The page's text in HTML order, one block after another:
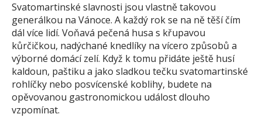
Svatomartinské slavnosti jsou vlastně takovou
generálkou na Vánoce. A každý rok se na ně těší čím
dál více lidí. Voňavá pečená husa s křupavou
kůrčičkou, nadýchané knedlíky na vícero způsobů a
výborné domácí zelí. Když k tomu přidáte ještě husí
kaldoun, paštiku a jako sladkou tečku svatomartinské
rohlíčky nebo posvícenské koblihy, budete na
opěvovanou gastronomickou událost dlouho
vzpomínat.